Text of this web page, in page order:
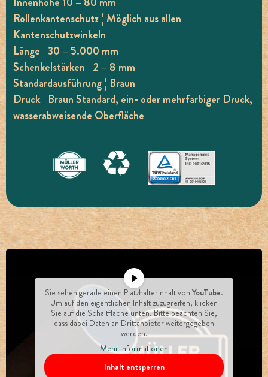
Rollenkantenschutz ¦ Möglich aus allen
Kantenschutzwinkeln
Länge ¦ 30 – 5.000 mm
Schenkelstärken ¦ 2 – 8 mm
Standardausführung ¦ Braun
Druck ¦ Braun Standard, ein- oder mehrfarbiger Druck,
wasserabweisende Oberfläche
Sie sehen gerade einen Platzhalterinhalt von YouTube.
Um auf den eigentlichen Inhalt zuzugreifen, klicken
Sie auf die Schaltfläche unten. Bitte beachten Sie,
dass dabei Daten an Drittanbieter weitergegeben
werden.
Mehr Informationen
Inhalt entsperren